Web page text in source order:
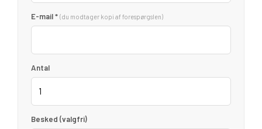
E-mail * (du modtager kopi af forespørgslen)
Antal
Besked (valgfri)